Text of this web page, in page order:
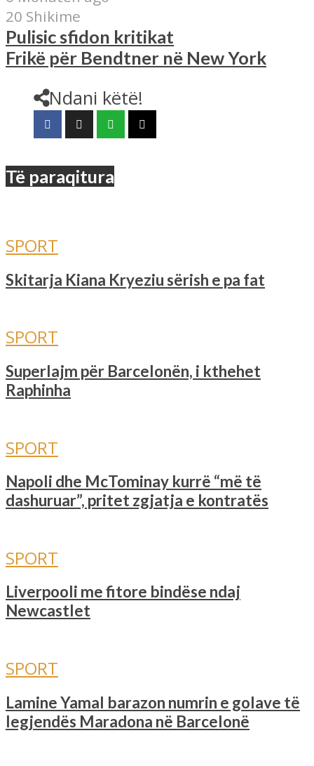
20 Shikime
Pulisic sfidon kritikat
Frikë për Bendtner në New York
Ndani këtë!
Të paraqitura
SPORT
Skitarja Kiana Kryeziu sërish e pa fat
SPORT
Superlajm për Barcelonën, i kthehet
Raphinha
SPORT
Napoli dhe McTominay kurrë “më të
dashuruar”, pritet zgjatja e kontratës
SPORT
Liverpooli me fitore bindëse ndaj
Newcastlet
SPORT
Lamine Yamal barazon numrin e golave ​​të
legjendës Maradona në Barcelonë